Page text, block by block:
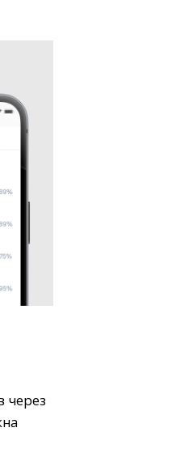
через